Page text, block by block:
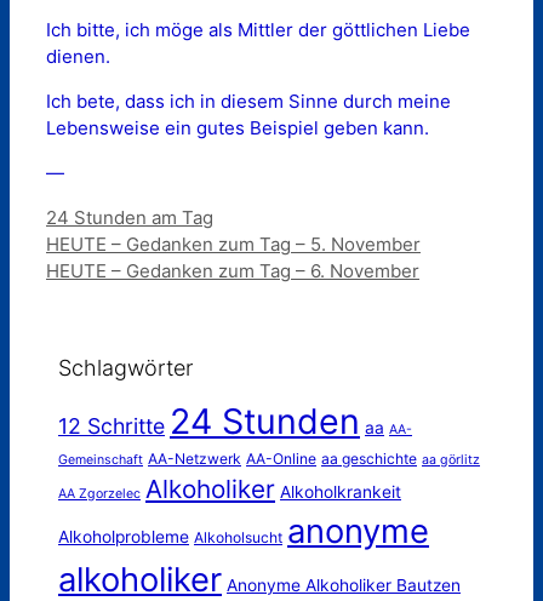
Ich bitte, ich möge als Mittler der göttlichen Liebe
dienen.
Ich bete, dass ich in diesem Sinne durch meine
Lebensweise ein gutes Beispiel geben kann.
—
Kategorien
24 Stunden am Tag
HEUTE – Gedanken zum Tag – 5. November
HEUTE – Gedanken zum Tag – 6. November
Schlagwörter
12 Schritte 24 Stunden aa AA-
Gemeinschaft AA-Netzwerk AA-Online aa geschichte aa görlitz
AA Zgorzelec Alkoholiker Alkoholkrankeit
Alkoholprobleme Alkoholsucht anonyme
alkoholiker Anonyme Alkoholiker Bautzen